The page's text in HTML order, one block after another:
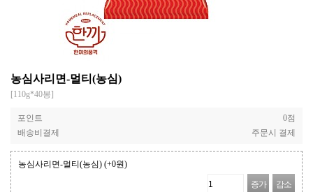
농심사리면-멀티(농심)
[110g*40봉]
포인트
0점
배송비결제
주문시 결제
농심사리면-멀티(농심) (+0원)
증가 감소